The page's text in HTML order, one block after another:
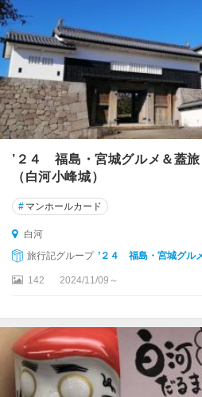
’２４ 福島・宮城グルメ＆蓋
（白河小峰城）
# マンホールカード
白河
旅行記グループ ’２４ 福島・宮城グル
142 2024/11/09～